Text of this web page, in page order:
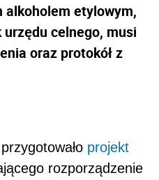
alkoholem etylowym,
celnego, musi
oraz protokół z
projekt
rozporządzenie